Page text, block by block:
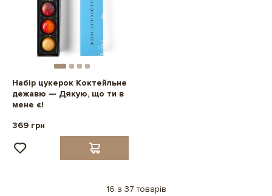
Набір цукерок Коктейльне
дежавю — Дякую, що ти в
мене є!
369 грн
16 з 37 товарів